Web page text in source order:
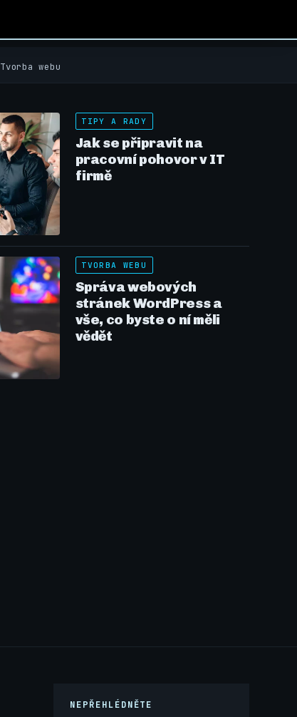
Tvorba webu
Jak se připravit na
pracovní pohovor v IT
firmě
TIPY A RADY
Správa webových
stránek WordPress a
vše, co byste o ní měli
vědět
TVORBA WEBU
NEPŘEHLÉDNĚTE